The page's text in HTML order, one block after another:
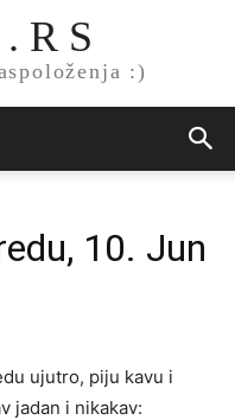
R S
:)
10. Jun
ujutro, piju kavu i
jadan i nikakav: